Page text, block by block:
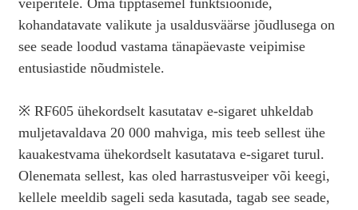
veiperitele. Oma tipptasemel funktsioonide,
kohandatavate valikute ja usaldusväärse jõudlusega on
see seade loodud vastama tänapäevaste veipimise
entusiastide nõudmistele.
※ RF605 ühekordselt kasutatav e-sigaret uhkeldab
muljetavaldava 20 000 mahviga, mis teeb sellest ühe
kauakestvama ühekordselt kasutatava e-sigaret turul.
Olenemata sellest, kas oled harrastusveiper või keegi,
kellele meeldib sageli seda kasutada, tagab see seade,